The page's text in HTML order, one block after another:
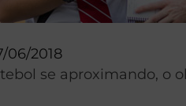
06/2018
se aproximando, o